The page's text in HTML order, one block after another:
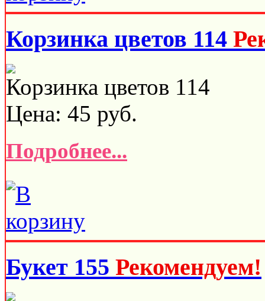
Корзинка цветов 114
Корзинка цветов 114
Цена: 45 руб.
Подробнее...
Букет 155 Рекомендуем!